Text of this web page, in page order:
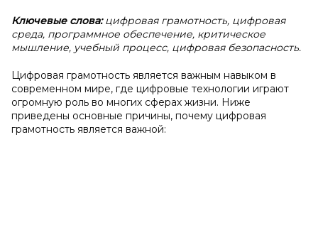
Ключевые слова:цифровая грамотность, цифровая
среда, программное обеспечение, критическое
мышление, учебный процесс, цифровая безопасность.
Цифровая грамотность является важным навыком в
современном мире, где цифровые технологии играют
огромную роль во многих сферах жизни. Ниже
приведены основные причины, почему цифровая
грамотность является важной: